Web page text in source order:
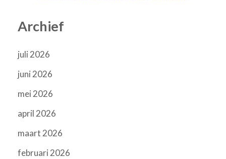
Archief
juli 2026
juni 2026
mei 2026
april 2026
maart 2026
februari 2026